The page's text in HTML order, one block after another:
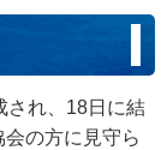
され、18日に結
の方に見守ら